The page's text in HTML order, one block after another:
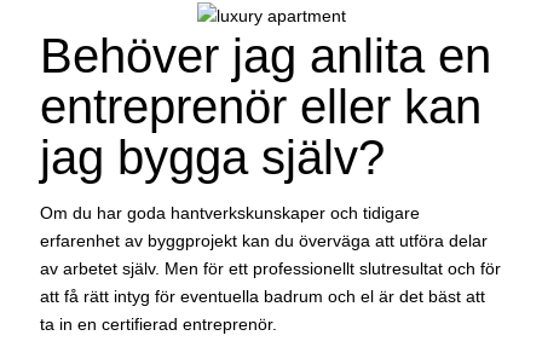
Behöver jag anlita en
entreprenör eller kan
jag bygga själv?
Om du har goda hantverkskunskaper och tidigare
erfarenhet av byggprojekt kan du överväga att utföra delar
av arbetet själv. Men för ett professionellt slutresultat och för
att få rätt intyg för eventuella badrum och el är det bäst att
ta in en certifierad entreprenör.